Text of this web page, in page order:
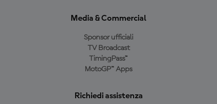
Media & Commercial
Sponsor ufficiali
TV Broadcast
TimingPass™
MotoGP™ Apps
Richiedi assistenza